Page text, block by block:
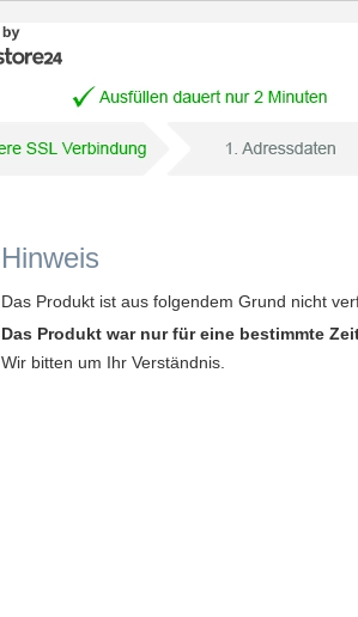
Hinweis
Das Produkt ist aus folgendem Grund nicht
Das Produkt war nur für eine bestimmte
Wir bitten um Ihr Verständnis.